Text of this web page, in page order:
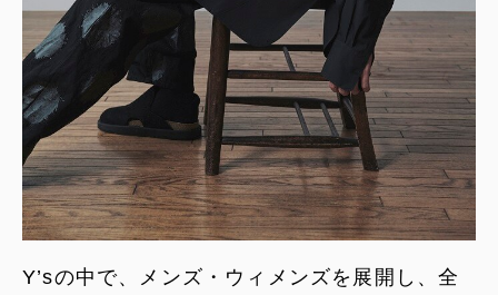
Y’sの中で、メンズ・ウィメンズを展開し、全